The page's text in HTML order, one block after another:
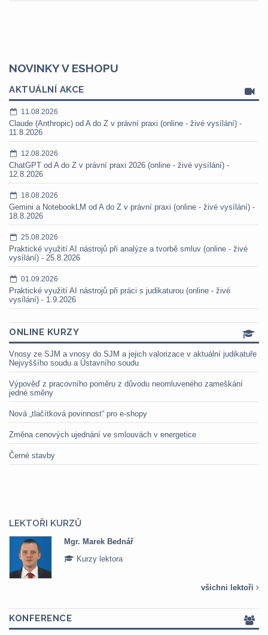
NOVINKY V ESHOPU
AKTUÁLNÍ AKCE
11.08.2026
Claude (Anthropic) od A do Z v právní praxi (online - živé vysílání) -
11.8.2026
12.08.2026
ChatGPT od A do Z v právní praxi 2026 (online - živé vysílání) -
12.8.2026
18.08.2026
Gemini a NotebookLM od A do Z v právní praxi (online - živé vysílání) -
18.8.2026
25.08.2026
Praktické využití AI nástrojů při analýze a tvorbě smluv (online - živé
vysílání) - 25.8.2026
01.09.2026
Praktické využití AI nástrojů při práci s judikaturou (online - živé
vysílání) - 1.9.2026
ONLINE KURZY
Vnosy ze SJM a vnosy do SJM a jejich valorizace v aktuální judikatuře
Nejvyššího soudu a Ústavního soudu
Výpověď z pracovního poměru z důvodu neomluveného zameškání
jedné směny
Nová „tlačítková povinnost“ pro e-shopy
Změna cenových ujednání ve smlouvách v energetice
Černé stavby
LEKTOŘI KURZŮ
Mgr. Marek Bednář
Kurzy lektora
všichni lektoři
KONFERENCE